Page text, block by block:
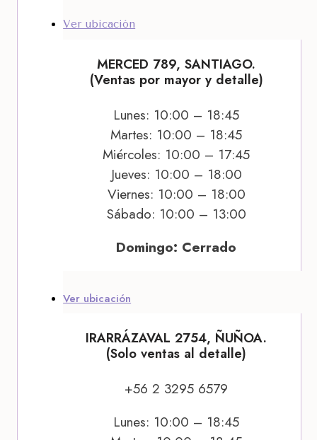
Ver ubicación
MERCED 789, SANTIAGO.
(Ventas por mayor y detalle)
Lunes: 10:00 – 18:45
Martes: 10:00 – 18:45
Miércoles: 10:00 – 17:45
Jueves: 10:00 – 18:00
Viernes: 10:00 – 18:00
Sábado: 10:00 – 13:00
Domingo: Cerrado
Ver ubicación
IRARRÁZAVAL 2754, ÑUÑOA.
(Solo ventas al detalle)
+56 2 3295 6579
Lunes: 10:00 – 18:45